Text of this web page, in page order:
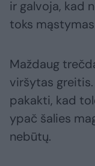
ir galvoja, kad
toks
Maždaug
viršytas
pakakti, kad
ypač šalies
nebūtų.